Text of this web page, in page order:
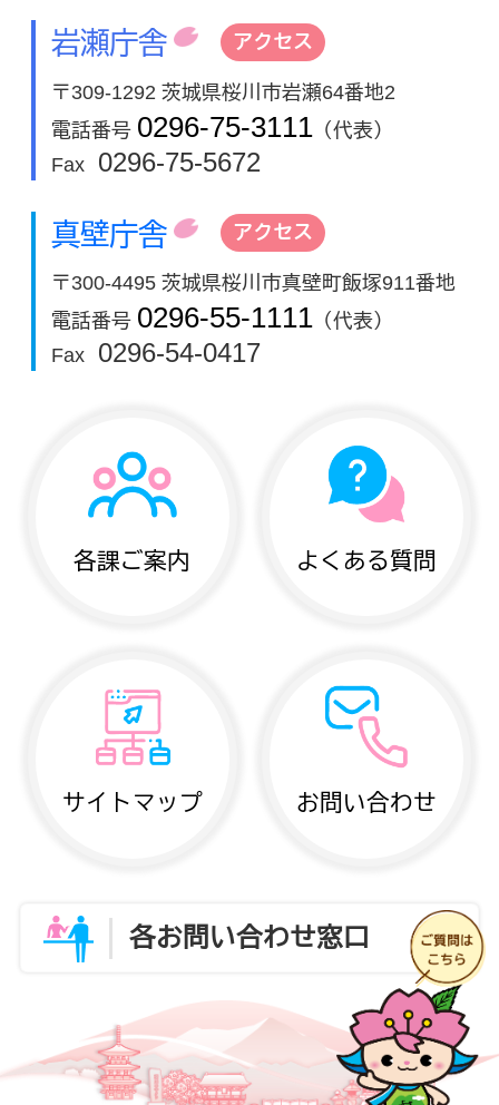
岩瀬庁舎 アクセス
〒309-1292 茨城県桜川市岩瀬64番地2
電話番号 0296-75-3111 （代表）
Fax
0296-75-5672
真壁庁舎 アクセス
〒300-4495 茨城県桜川市真壁町飯塚911番地
電話番号 0296-55-1111 （代表）
Fax
0296-54-0417
各課ご案内 よくある質問
サイトマップ お問い合わせ
各お問い合わせ窓口